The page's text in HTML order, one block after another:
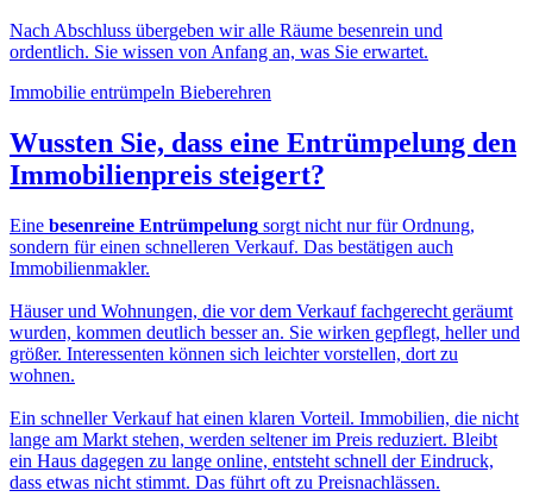
Nach Abschluss übergeben wir alle Räume besenrein und
ordentlich. Sie wissen von Anfang an, was Sie erwartet.
Immobilie entrümpeln Bieberehren
Wussten Sie, dass eine Entrümpelung den
Immobilienpreis steigert?
Eine besenreine Entrümpelung sorgt nicht nur für Ordnung,
sondern für einen schnelleren Verkauf. Das bestätigen auch
Immobilienmakler.
Häuser und Wohnungen, die vor dem Verkauf fachgerecht geräumt
wurden, kommen deutlich besser an. Sie wirken gepflegt, heller und
größer. Interessenten können sich leichter vorstellen, dort zu
wohnen.
Ein schneller Verkauf hat einen klaren Vorteil. Immobilien, die nicht
lange am Markt stehen, werden seltener im Preis reduziert. Bleibt
ein Haus dagegen zu lange online, entsteht schnell der Eindruck,
dass etwas nicht stimmt. Das führt oft zu Preisnachlässen.